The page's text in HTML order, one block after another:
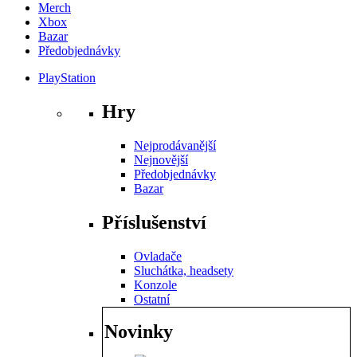
Merch
Xbox
Bazar
Předobjednávky
PlayStation
Hry
Nejprodávanější
Nejnovější
Předobjednávky
Bazar
Příslušenství
Ovladače
Sluchátka, headsety
Konzole
Ostatní
Novinky